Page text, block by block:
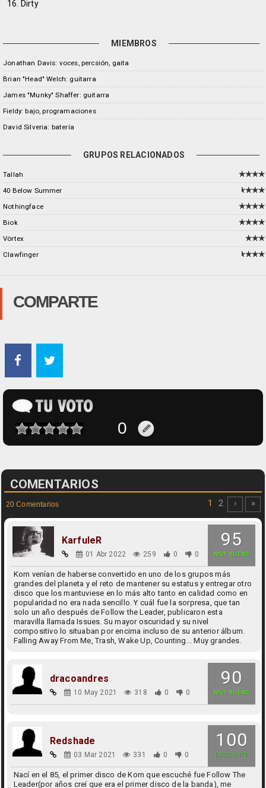
16. Dirty
MIEMBROS
Jonathan Davis: voces, percsión, gaita
Brian "Head" Welch: guitarra
James "Munky" Shaffer: guitarra
Fieldy: bajo, programaciones
David Silveria: batería
GRUPOS RELACIONADOS
Tallah
40 Below Summer
Nothingface
Biok
Vörtex
Clawfinger
COMPARTE
COMENTARIOS
20 Comentarios 1 2 › »
95
MUY BUENO
KarfuleR
01 Abr 2022 259 0 0
Korn venían de haberse convertido en uno de los grupos más
grandes del planeta y el reto de mantener su estatus y entregar otro
disco que los mantuviese en lo más alto tanto en calidad como en
popularidad no era nada sencillo. Y cuál fue la sorpresa, que tan
solo un año después de Follow the Leader, publicaron esta
maravilla llamada Issues. Su mayor oscuridad y su nivel
compositivo lo situaban por encima incluso de su anterior álbum.
Falling Away From Me, Trash, Wake Up, Counting... Muy grandes.
90
MUY BUENO
dracoandres
10 May 2021 318 0 0
100
EXCELENTE
Redshade
03 Mar 2021 331 0 0
Nací en el 85, el primer disco de Korn que escuché fue Follow The
Leader(por años creí que era el primer disco de la banda), me